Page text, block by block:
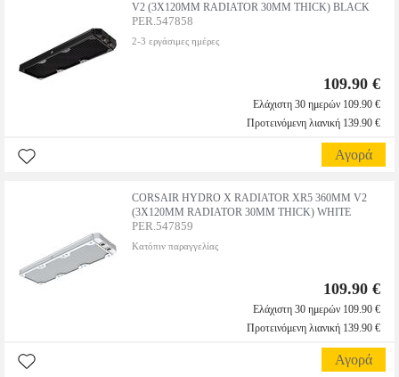
V2 (3X120MM RADIATOR 30MM THICK) BLACK
PER.547858
2-3 εργάσιμες ημέρες
109.90 €
Ελάχιστη 30 ημερών 109.90 €
Προτεινόμενη λιανική 139.90 €
Αγορά
CORSAIR HYDRO X RADIATOR XR5 360MM V2
(3X120MM RADIATOR 30MM THICK) WHITE
PER.547859
Κατόπιν παραγγελίας
109.90 €
Ελάχιστη 30 ημερών 109.90 €
Προτεινόμενη λιανική 139.90 €
Αγορά